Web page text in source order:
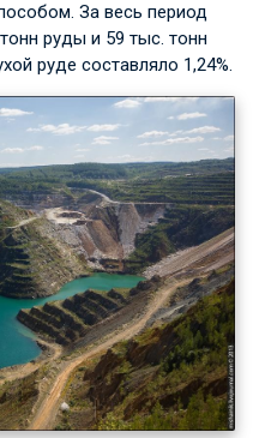
За весь период
руды и 59 тыс. тонн
руде составляло 1,24%.